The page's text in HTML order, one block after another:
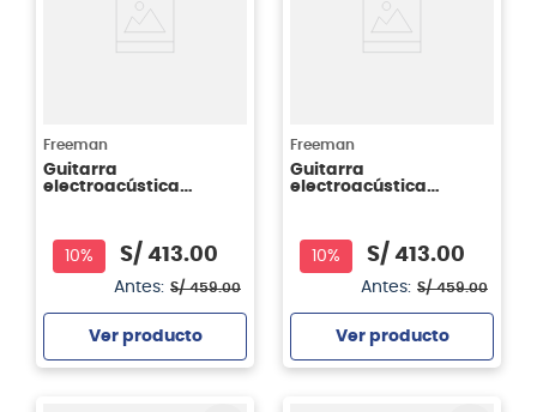
Freeman
Guitarra
electroacústica
sunburst (SB)
10%
S/ 413.00
Antes: S/ 459.00
Ver producto
Freeman
Guitarra
electroacústica
metálicas
10%
S/ 413.00
Antes: S/ 459.00
Ver producto